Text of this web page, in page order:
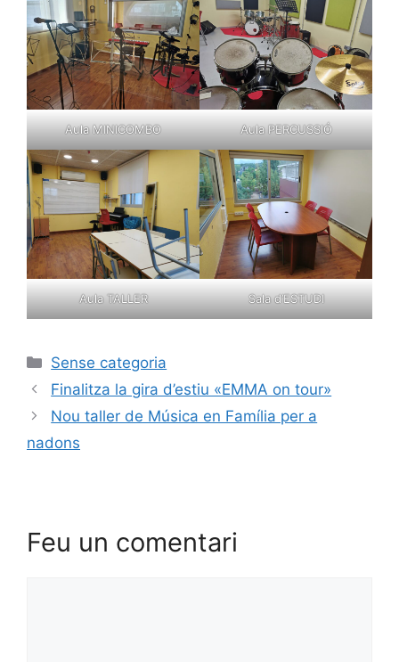
Aula MINICOMBO Aula PERCUSSIÓ
Aula TALLER Sala d’ESTUDI
Sense categoria
Finalitza la gira d’estiu «EMMA on tour»
Nou taller de Música en Família per a
nadons
Feu un comentari